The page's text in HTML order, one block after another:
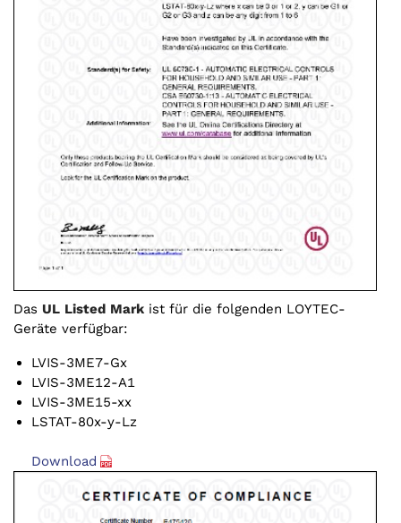
Das UL Listed Mark ist für die folgenden LOYTEC-
Geräte verfügbar:
LVIS-3ME7-Gx
LVIS-3ME12-A1
LVIS-3ME15-xx
LSTAT-80x-y-Lz
Download